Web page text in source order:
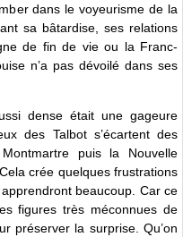
dans le voyeurisme de la
sa bâtardise, ses relations
de fin de vie ou la Franc-
n’a pas dévoilé dans ses
dense était une gageure
des Talbot s’écartent des
puis la Nouvelle
crée quelques frustrations
beaucoup. Car ce
figures très méconnues de
préserver la surprise. Qu’on